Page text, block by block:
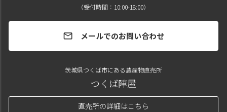
（受付時間：10:00-18:00）
mail メールでのお問い合わせ
茨城県つくば市にある農産物直売所
つくば陣屋
直売所の詳細はこちら